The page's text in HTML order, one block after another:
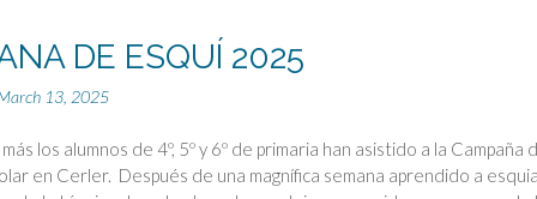
DE ESQUÍ 2025
13, 2025
los alumnos de 4º, 5º y 6º de primaria han asistido a la Campaña
en Cerler. Después de una magnífica semana aprendido a